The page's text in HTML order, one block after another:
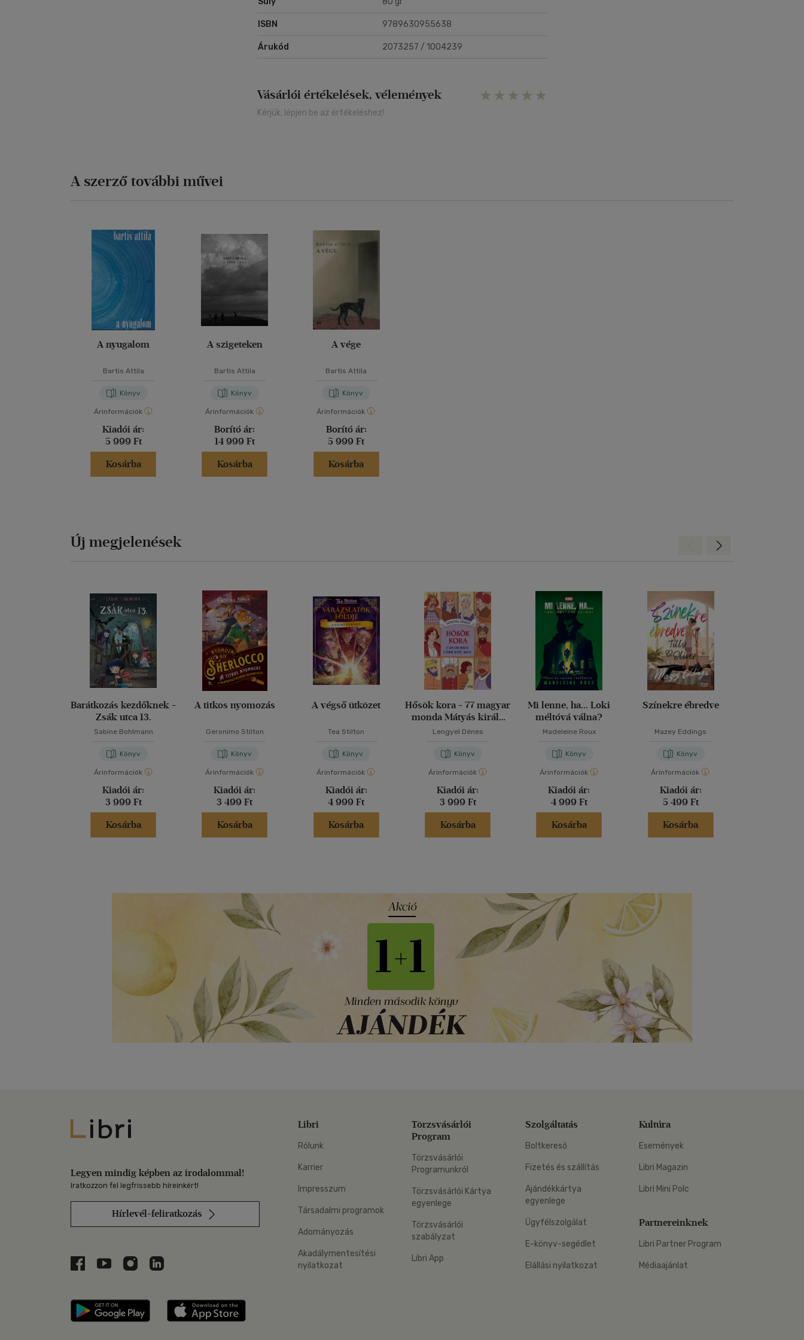
ISBN 9789630955638
Árukód 2073257 / 1004239
Vásárlói értékelések, vélemények
Kérjük, lépjen be az értékeléshez!
A szerző további művei
A nyugalom
Bartis Attila
Könyv
Árinformációk
Kiadói ár:
5 999 Ft
Kosárba
A szigeteken
Bartis Attila
Könyv
Árinformációk
Borító ár:
14 999 Ft
Kosárba
A vége
Bartis Attila
Könyv
Árinformációk
Borító ár:
5 999 Ft
Kosárba
Új megjelenések
Barátkozás kezdőknek -
Zsák utca 13.
Sabine Bohlmann
Könyv
Árinformációk
Kiadói ár:
3 999 Ft
Kosárba
A titkos nyomozás
Geronimo Stilton
Könyv
Árinformációk
Kiadói ár:
3 499 Ft
Kosárba
A végső ütközet
Tea Stilton
Könyv
Árinformációk
Kiadói ár:
4 999 Ft
Kosárba
Hősök kora - 77 magyar
monda Mátyás király
korától 1848-ig
Lengyel Dénes
Könyv
Árinformációk
Kiadói ár:
3 999 Ft
Kosárba
Mi lenne, ha... Loki
méltóvá válna?
Madeleine Roux
Könyv
Árinformációk
Kiadói ár:
4 999 Ft
Kosárba
Színekre ébredve
Mazey Eddings
Könyv
Árinformációk
Kiadói ár:
5 499 Ft
Kosárba
Előre
Libri
Legyen mindig képben az irodalommal!
Iratkozzon fel legfrissebb híreinkért!
Hírlevél-feliratkozás
Libri a Facebookon
Libri a Youtube-on
Libri az Instagramon
Libri a LinkedInen
Libri applikáció Szerezd meg: Google Play
Libri
Rólunk
Karrier
Impresszum
Társadalmi programok
Adományozás
Akadálymentesítési
nyilatkozat
Törzsvásárlói
Program
Törzsvásárlói
Programunkról
Törzsvásárlói Kártya
egyenlege
Törzsvásárlói
szabályzat
Libri App
Szolgáltatás
Boltkereső
Fizetés és szállítás
Ajándékkártya
egyenlege
Ügyfélszolgálat
E-könyv-segédlet
Elállási nyilatkozat
Kultúra
Események
Libri Magazin
Libri Mini Polc
Partnereinknek
Libri Partner Program
Médiaajánlat